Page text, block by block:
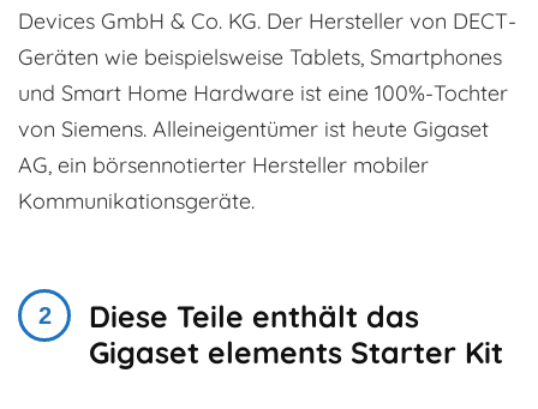
Devices GmbH & Co. KG. Der Hersteller von DECT-
Geräten wie beispielsweise Tablets, Smartphones
und Smart Home Hardware ist eine 100%-Tochter
von Siemens. Alleineigentümer ist heute Gigaset
AG, ein börsennotierter Hersteller mobiler
Kommunikationsgeräte.
Diese Teile enthält das
Gigaset elements Starter Kit